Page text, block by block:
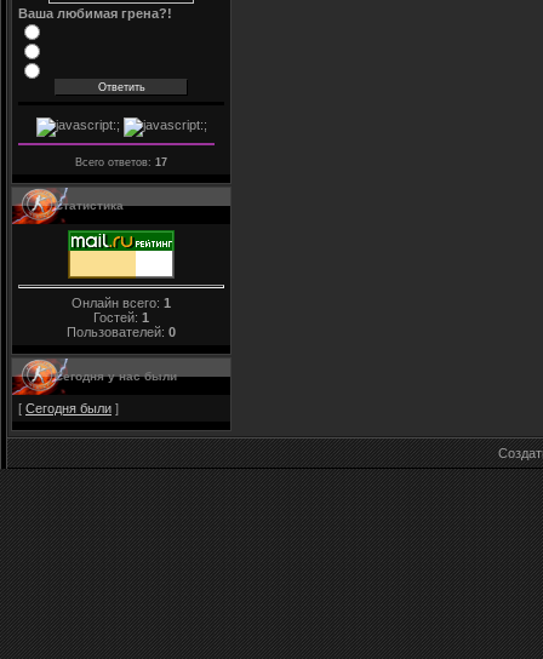
Ваша любимая грена?!
Всего ответов: 17
Статистика
Онлайн всего: 1
Гостей: 1
Пользователей: 0
Сегодня у нас были
[ Сегодня были ]